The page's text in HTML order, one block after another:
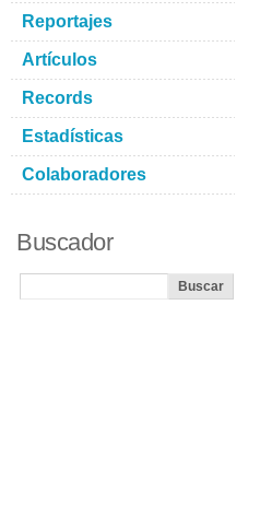
Reportajes
Artículos
Records
Estadísticas
Colaboradores
Buscador